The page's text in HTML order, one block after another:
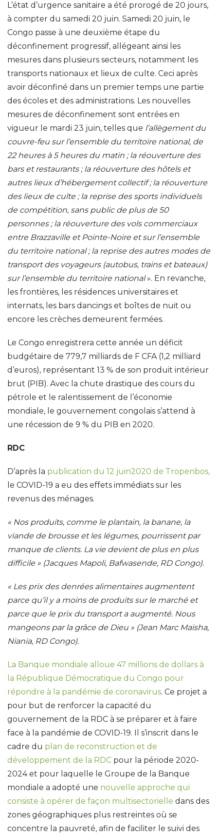
L’état d’urgence sanitaire a été prorogé de 20 jours,
à compter du samedi 20 juin. Samedi 20 juin, le
Congo passe à une deuxième étape du
déconfinement progressif, allégeant ainsi les
mesures dans plusieurs secteurs, notamment les
transports nationaux et lieux de culte. Ceci après
avoir déconfiné dans un premier temps une partie
des écoles et des administrations. Les nouvelles
mesures de déconfinement sont entrées en
vigueur le mardi 23 juin, telles que l’allègement du
couvre-feu sur l’ensemble du territoire national, de
22 heures à 5 heures du matin ; la réouverture des
bars et restaurants ; la réouverture des hôtels et
autres lieux d’hébergement collectif ; la réouverture
des lieux de culte ; la reprise des sports individuels
de compétition, sans public de plus de 50
personnes ; la réouverture des vols commerciaux
entre Brazzaville et Pointe-Noire et sur l’ensemble
du territoire national ; la reprise des autres modes de
transport des voyageurs (autobus, trains et bateaux)
sur l’ensemble du territoire national». En revanche,
les frontières, les résidences universitaires et
internats, les bars dancings et boîtes de nuit ou
encore les crèches demeurent fermées.
Le Congo enregistrera cette année un déficit
budgétaire de 779,7 milliards de F CFA (1,2 milliard
d’euros), représentant 13 % de son produit intérieur
brut (PIB). Avec la chute drastique des cours du
pétrole et le ralentissement de l’économie
mondiale, le gouvernement congolais s’attend à
une récession de 9 % du PIB en 2020.
RDC
D’après la publication du 12 juin2020 de Tropenbos,
le COVID-19 a eu des effets immédiats sur les
revenus des ménages.
« Nos produits, comme le plantain, la banane, la
viande de brousse et les légumes, pourrissent par
manque de clients. La vie devient de plus en plus
difficile » (Jacques Mapoli, Bafwasende, RD Congo).
« Les prix des denrées alimentaires augmentent
parce qu’il y a moins de produits sur le marché et
parce que le prix du transport a augmenté. Nous
mangeons par la grâce de Dieu » (Jean Marc Maisha,
Niania, RD Congo).
La Banque mondiale alloue 47 millions de dollars à
la République Démocratique du Congo pour
répondre à la pandémie de coronavirus. Ce projet a
pour but de renforcer la capacité du
gouvernement de la RDC à se préparer et à faire
face à la pandémie de COVID-19. Il s’inscrit dans le
cadre du plan de reconstruction et de
développement de la RDC pour la période 2020-
2024 et pour laquelle le Groupe de la Banque
mondiale a adopté une nouvelle approche qui
consiste à opérer de façon multisectorielle dans des
zones géographiques plus restreintes où se
concentre la pauvreté, afin de faciliter le suivi des